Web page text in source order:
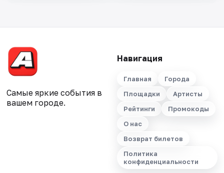
Самые яркие события в
вашем городе.
Навигация
Главная
Города
Площадки
Артисты
Рейтинги
Промокоды
О нас
Возврат билетов
Политика
конфиденциальности